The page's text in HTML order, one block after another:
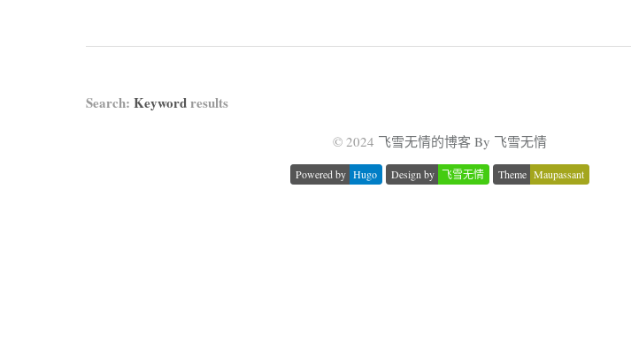
Search: Keywordresults
© 2024 飞雪无情的博客 By 飞雪无情
Powered by Hugo Design by 飞雪无情 Theme Maupassant